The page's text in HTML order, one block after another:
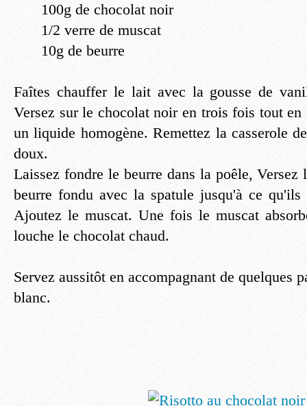
100g de chocolat noir
1/2 verre de muscat
10g de beurre
Faîtes chauffer le lait avec la gousse de
Versez sur le chocolat noir en trois fois tout
un liquide homogène. Remettez la casserole
doux.
Laissez fondre le beurre dans la poêle,
beurre fondu avec la spatule jusqu'à ce qu'ils
Ajoutez le muscat. Une fois le muscat
louche le chocolat chaud.
Servez aussitôt en accompagnant de quelques
blanc.